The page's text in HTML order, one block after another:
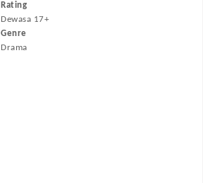
Rating
Dewasa 17+
Genre
Drama